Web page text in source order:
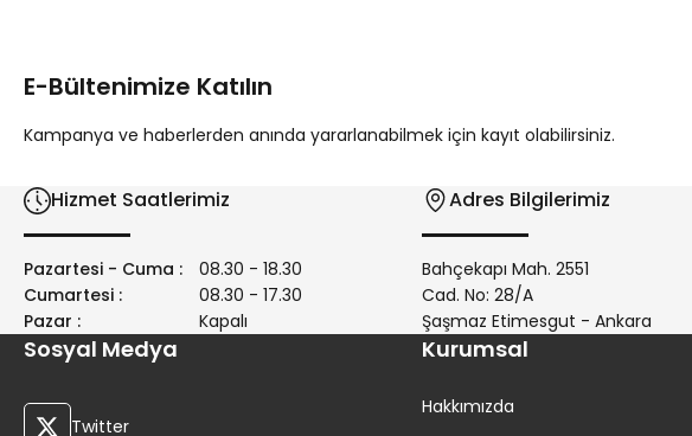
Ürün bilgilerinde hatalar bulunuyor.
E-Bültenimize Katılın
Kampanya ve haberlerden anında yararlanabilmek için kayıt olabilirsiniz.
Hizmet Saatlerimiz
Pazartesi - Cuma :
08.30 - 18.30
Cumartesi :
08.30 - 17.30
Pazar :
Kapalı
Adres Bilgilerimiz
Bahçekapı Mah. 2551
Cad. No: 28/A
Şaşmaz Etimesgut - Ankara
Sosyal Medya
Twitter
Kurumsal
Hakkımızda